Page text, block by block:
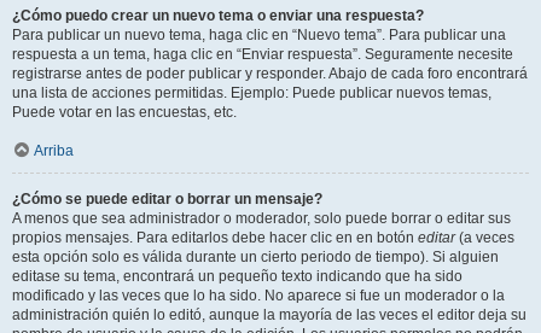
¿Cómo puedo crear un nuevo tema o enviar una respuesta?
Para publicar un nuevo tema, haga clic en “Nuevo tema”. Para publicar una
respuesta a un tema, haga clic en “Enviar respuesta”. Seguramente necesite
registrarse antes de poder publicar y responder. Abajo de cada foro encontrará
una lista de acciones permitidas. Ejemplo: Puede publicar nuevos temas,
Puede votar en las encuestas, etc.
Arriba
¿Cómo se puede editar o borrar un mensaje?
A menos que sea administrador o moderador, solo puede borrar o editar sus
propios mensajes. Para editarlos debe hacer clic en en botón editar(a veces
esta opción solo es válida durante un cierto periodo de tiempo). Si alguien
editase su tema, encontrará un pequeño texto indicando que ha sido
modificado y las veces que lo ha sido. No aparece si fue un moderador o la
administración quién lo editó, aunque la mayoría de las veces el editor deja su